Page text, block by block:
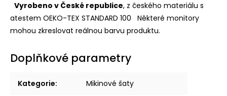
Vyrobeno v České republice, z českého materiálu s
atestem OEKO-TEX STANDARD 100
Některé monitory
mohou zkreslovat reálnou barvu produktu.
Doplňkové parametry
Kategorie: Mikinové šaty